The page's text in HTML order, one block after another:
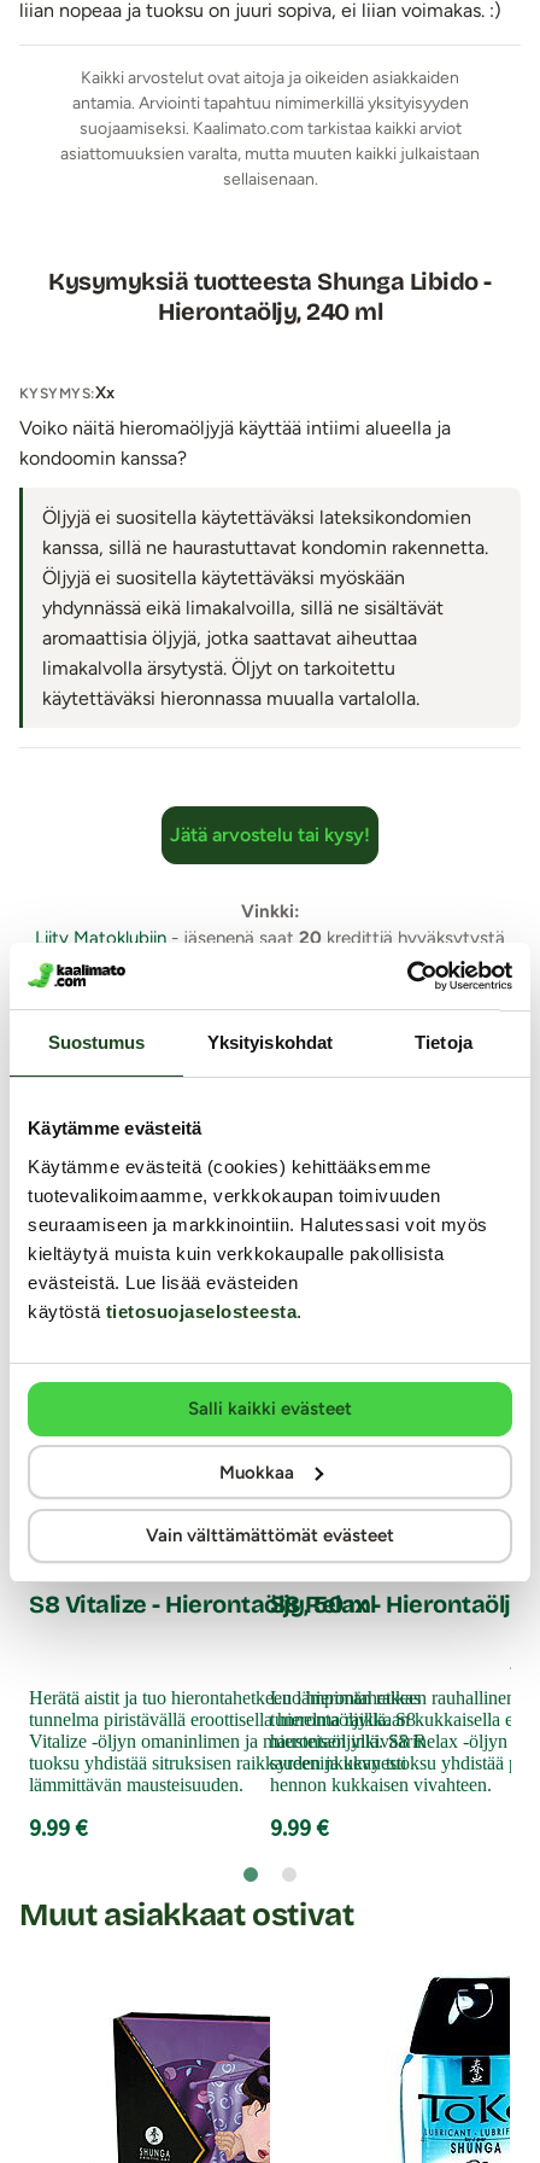
Suostumus Yksityiskohdat Tietoja
Käytämme evästeitä
Käytämme evästeitä (cookies) kehittääksemme
tuotevalikoimaamme, verkkokaupan toimivuuden
seuraamiseen ja markkinointiin. Halutessasi voit myös
kieltäytyä muista kuin verkkokaupalle pakollisista
evästeistä. Lue lisää evästeiden
käytöstä tietosuojaselosteesta.
Salli kaikki evästeet
Muokkaa
Vain välttämättömät evästeet
Cinnamal, Hydroxyisohexyl 3-cyclohexene-
Lähetyspaketin koko: 20 x 11 x 9 cm
Lähetyksen paino: ~ 0.5 kg
liian nopeaa ja tuoksu on juuri sopiva, ei liian voimakas. :)
Kaikki arvostelut ovat aitoja ja oikeiden asiakkaiden
antamia. Arviointi tapahtuu nimimerkillä yksityisyyden
suojaamiseksi. Kaalimato.com tarkistaa kaikki arviot
asiattomuuksien varalta, mutta muuten kaikki julkaistaan
sellaisenaan.
Kysymyksiä tuotteesta Shunga Libido -
Hierontaöljy, 240 ml
KYSYMYS:Xx
Voiko näitä hieromaöljyjä käyttää intiimi alueella ja
kondoomin kanssa?
Öljyjä ei suositella käytettäväksi lateksikondomien
kanssa, sillä ne haurastuttavat kondomin rakennetta.
Öljyjä ei suositella käytettäväksi myöskään
yhdynnässä eikä limakalvoilla, sillä ne sisältävät
aromaattisia öljyjä, jotka saattavat aiheuttaa
limakalvolla ärsytystä. Öljyt on tarkoitettu
käytettäväksi hieronnassa muualla vartalolla.
Jätä arvostelu tai kysy!
Vinkki:
Liity Matoklubiin - jäsenenä saat 20 kredittiä hyväksytystä
Samankaltaisia tuotteita
UUTUUSTUOTE
Stimul8
S8 Vitalize - Hierontaöljy, 50 ml
Herätä aistit ja tuo hierontahetkeen lämpimän raikas
tunnelma piristävällä eroottisella hierontaöljyllä. S8
Vitalize -öljyn omaninlimen ja mausteisen inkiväärin
tuoksu yhdistää sitruksisen raikkauden ja kevyesti
lämmittävän mausteisuuden.
9.99 €
S8 Relax - Hierontaöljy,
Luo hierontahetkeen rauhallinen ja
tunnelma raikkaan kukkaisella
hierontaöljyllä. S8 Relax -öljyn
syreeninkukan tuoksu yhdistää
hennon kukkaisen vivahteen.
9.99 €
Muut asiakkaat ostivat